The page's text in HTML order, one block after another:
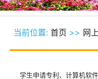
当前位置: 首页 >> 网
学生申请专利、计算机软